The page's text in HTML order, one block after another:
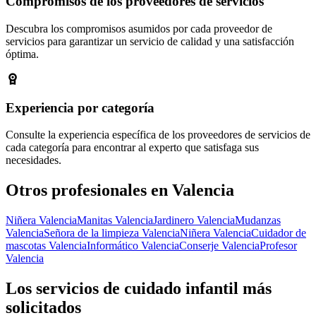
Descubra los compromisos asumidos por cada proveedor de
servicios para garantizar un servicio de calidad y una satisfacción
óptima.
Experiencia por categoría
Consulte la experiencia específica de los proveedores de servicios de
cada categoría para encontrar al experto que satisfaga sus
necesidades.
Otros profesionales en Valencia
Niñera ValenciaManitas ValenciaJardinero ValenciaMudanzas
ValenciaSeñora de la limpieza ValenciaNiñera ValenciaCuidador de
mascotas ValenciaInformático ValenciaConserje ValenciaProfesor
Valencia
Los servicios de cuidado infantil más
solicitados